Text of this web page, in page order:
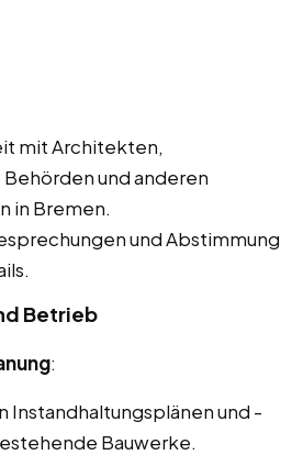
mit Architekten,
und anderen
in Bremen.
und Abstimmung
Betrieb
:
Instandhaltungsplänen und -
Bauwerke.